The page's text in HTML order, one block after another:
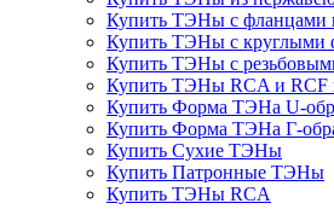
Купить ТЭНы с фланцами
Купить ТЭНы с круглыми
Купить ТЭНы с
Купить ТЭНы RCA и RCF
Купить Форма ТЭНа U-
Купить Форма ТЭНа Г-
Купить Сухие ТЭНы
Купить Патронные ТЭНы
Купить ТЭНы RCA